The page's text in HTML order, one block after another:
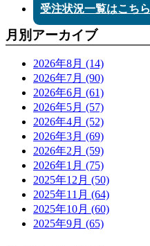
受注状況一覧はこちら
月別アーカイブ
2026年8月 (14)
2026年7月 (90)
2026年6月 (61)
2026年5月 (57)
2026年4月 (52)
2026年3月 (69)
2026年2月 (59)
2026年1月 (75)
2025年12月 (50)
2025年11月 (64)
2025年10月 (60)
2025年9月 (65)